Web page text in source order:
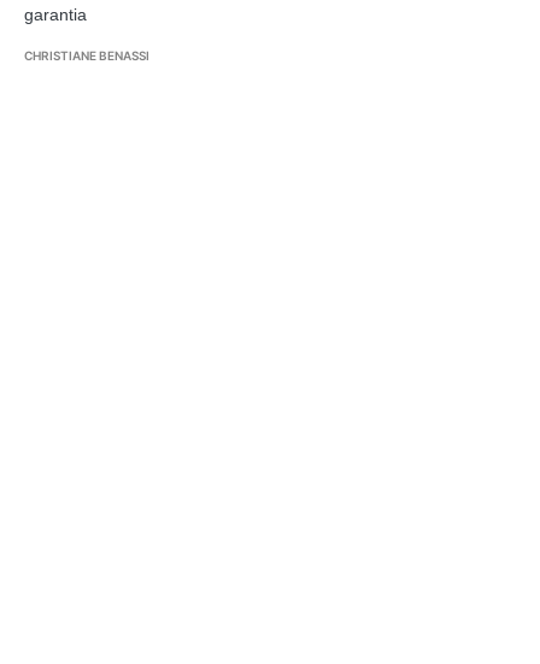
garantia
CHRISTIANE BENASSI